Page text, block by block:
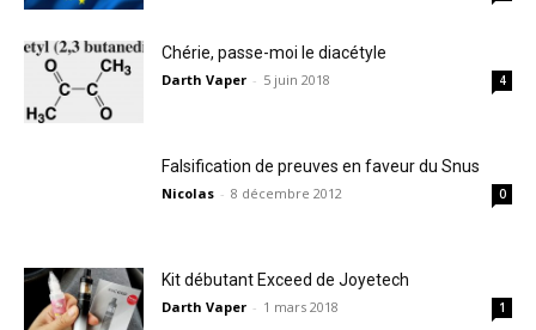
Chérie, passe-moi le diacétyle
Darth Vaper - 5 juin 2018 4
Falsification de preuves en faveur du Snus
Nicolas - 8 décembre 2012 0
Kit débutant Exceed de Joyetech
Darth Vaper - 1 mars 2018 1